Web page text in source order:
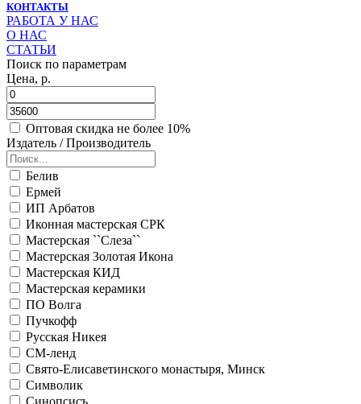
КОНТАКТЫ
РАБОТА У НАС
О НАС
СТАТЬИ
Поиск по параметрам
Цена, р.
Оптовая скидка не более 10%
Издатель / Производитель
Белив
Ермей
ИП Арбатов
Иконная мастерская СРК
Мастерская ``Слеза``
Мастерская Золотая Икона
Мастерская КИД
Мастерская керамики
ПО Волга
Пучкофф
Русская Никея
СМ-ленд
Свято-Елисаветинского монастыря, Минск
Символик
Синопсисъ